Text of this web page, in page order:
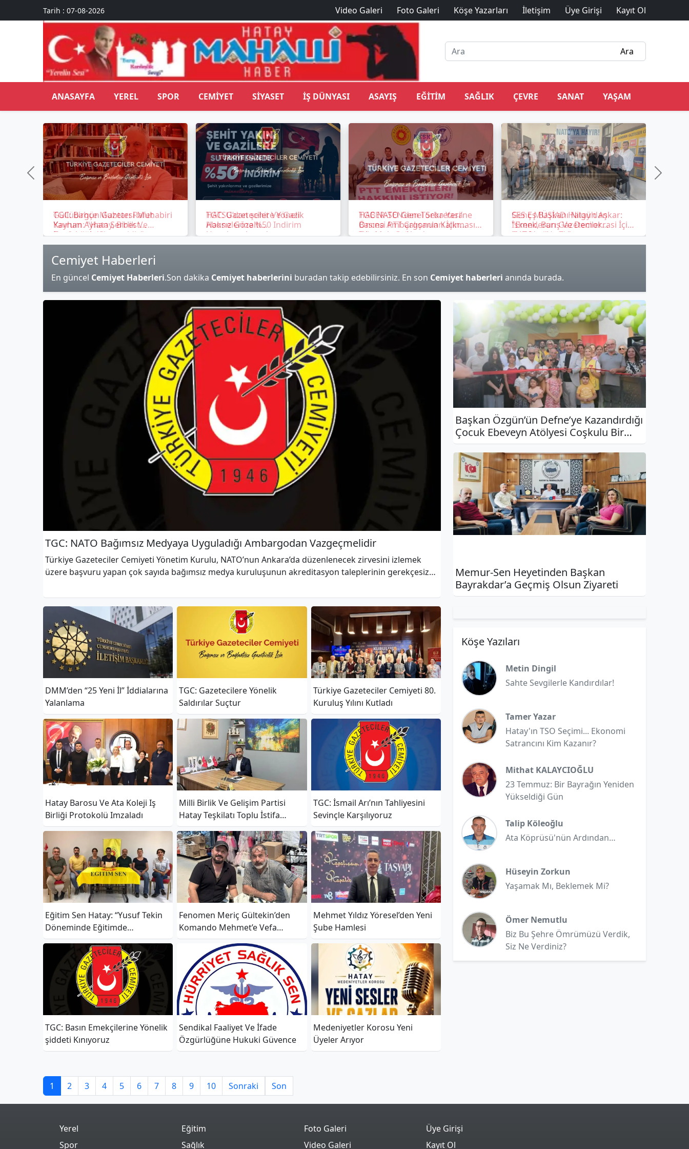
Tarih : 07-08-2026 Video Galeri Foto Galeri Köşe Yazarları İletişim Üye Girişi Kayıt Ol
ANASAYFA YEREL SPOR CEMIYET SIYASET İŞ DÜNYASI ASAYIŞ EĞITIM SAĞLIK ÇEVRE SANAT YAŞAM
TGC: Birgün Gazetesi Muhabiri
Kayhan Ayhan Serbest
Bırakılmalıdır
TGC: Gazetecilere Yönelik
Haksız Gözaltı
Uygulamalarından
Vazgeçilmelidir
TGC NATO Genel Sekreteri’ne
Basına Ambargonun Kalkması
Için Mektup Yazdı
SES Eş Başkanı Nilgün Aşkar:
"Emek, Barış Ve Demokrasi İçin
NATO'ya Hayır"
Cemiyet Haberleri
En güncel Cemiyet Haberleri.Son dakika Cemiyet haberlerini buradan takip edebilirsiniz. En son Cemiyet haberleri anında burada.
TGC: NATO Bağımsız Medyaya Uyguladığı Ambargodan Vazgeçmelidir
Türkiye Gazeteciler Cemiyeti Yönetim Kurulu, NATO’nun Ankara’da düzenlenecek zirvesini izlemek
üzere başvuru yapan çok sayıda bağımsız medya kuruluşunun akreditasyon taleplerinin gerekçesiz
Başkan Özgün’ün Defne’ye Kazandırdığı
Çocuk Ebeveyn Atölyesi Coşkulu Bir
Törenle Açıldı
Memur-Sen Heyetinden Başkan
Bayrakdar’a Geçmiş Olsun Ziyareti
DMM’den “25 Yeni İl” İddialarına
Yalanlama
TGC: Gazetecilere Yönelik
Saldırılar Suçtur
Türkiye Gazeteciler Cemiyeti 80.
Kuruluş Yılını Kutladı
Hatay Barosu Ve Ata Koleji Iş
Birliği Protokolü Imzaladı
Milli Birlik Ve Gelişim Partisi
Hatay Teşkilatı Toplu İstifa
Kararı Aldı
TGC: İsmail Arı’nın Tahliyesini
Sevinçle Karşılıyoruz
Eğitim Sen Hatay: “Yusuf Tekin
Döneminde Eğitimde
Kamusallık Ve Laiklik Zayıflatıldı”
Fenomen Meriç Gültekin’den
Komando Mehmet’e Vefa
Ziyareti
Mehmet Yıldız Yöresel’den Yeni
Şube Hamlesi
TGC: Basın Emekçilerine Yönelik
şiddeti Kınıyoruz
Sendikal Faaliyet Ve İfade
Özgürlüğüne Hukuki Güvence
Medeniyetler Korosu Yeni
Üyeler Arıyor
Köşe Yazıları
Metin Dingil
Sahte Sevgilerle Kandırdılar!
Tamer Yazar
Hatay'ın TSO Seçimi... Ekonomi
Satrancını Kim Kazanır?
Mithat KALAYCIOĞLU
23 Temmuz: Bir Bayrağın Yeniden
Yükseldiği Gün
Talip Köleoğlu
Ata Köprüsü'nün Ardından…
Hüseyin Zorkun
Yaşamak Mı, Beklemek Mi?
Ömer Nemutlu
Biz Bu Şehre Ömrümüzü Verdik,
Siz Ne Verdiniz?
1 2 3 4 5 6 7 8 9 10 Sonraki Son
Yerel
Spor
Eğitim
Sağlık
Foto Galeri
Video Galeri
Üye Girişi
Kayıt Ol